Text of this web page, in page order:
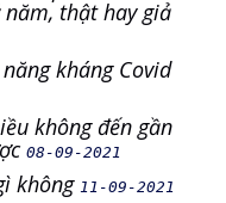
thật hay giả
kháng Covid
không đến gần
08-09-2021
không 11-09-2021